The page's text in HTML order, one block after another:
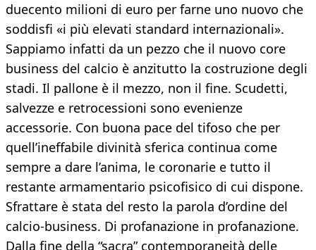
duecento milioni di euro per farne uno nuovo che
soddisfi «i più elevati standard internazionali».
Sappiamo infatti da un pezzo che il nuovo core
business del calcio è anzitutto la costruzione degli
stadi. Il pallone è il mezzo, non il fine. Scudetti,
salvezze e retrocessioni sono evenienze
accessorie. Con buona pace del tifoso che per
quell’ineffabile divinità sferica continua come
sempre a dare l’anima, le coronarie e tutto il
restante armamentario psicofisico di cui dispone.
Sfrattare è stata del resto la parola d’ordine del
calcio-business. Di profanazione in profanazione.
Dalla fine della “sacra” contemporaneità delle